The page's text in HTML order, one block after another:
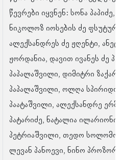
წევრები იყვნენ: სონა პაპიძე,
ნიკოლოზ იოსების ძე
ალექსანდრეს ძე ჟღენტი,
ჟორდანია, დავით ივანეს ძე
პაპალაშვილი, დიმიტრი
პაპალაშვილი, ოლღა
პაატაშვილი, ალექსანდრე
პატარიძე, ნატალია
პეტრიაშვილი, თედო
ლევან პანოევი, ნინო